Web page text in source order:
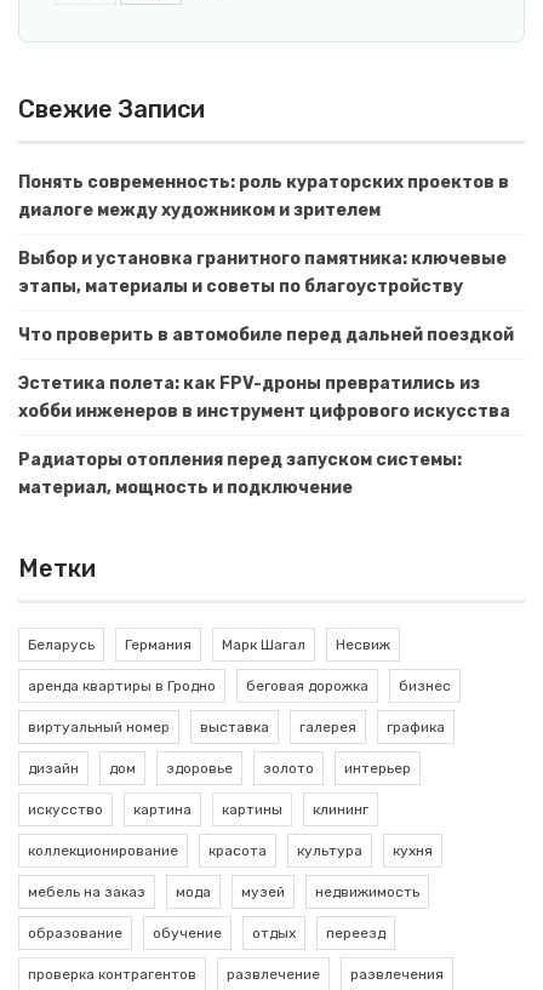
Свежие Записи
Понять современность: роль кураторских проектов в
диалоге между художником и зрителем
Выбор и установка гранитного памятника: ключевые
этапы, материалы и советы по благоустройству
Что проверить в автомобиле перед дальней поездкой
Эстетика полета: как FPV-дроны превратились из
хобби инженеров в инструмент цифрового искусства
Радиаторы отопления перед запуском системы:
материал, мощность и подключение
Метки
Беларусь Германия Марк Шагал Несвиж
аренда квартиры в Гродно беговая дорожка бизнес
виртуальный номер выставка галерея графика
дизайн дом здоровье золото интерьер
искусство картина картины клининг
коллекционирование красота культура кухня
мебель на заказ мода музей недвижимость
образование обучение отдых переезд
проверка контрагентов развлечение развлечения